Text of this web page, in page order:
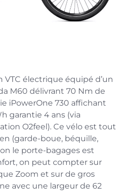
VTC électrique équipé d’un
M60 délivrant 70 Nm de
iPowerOne 730 affichant
garantie 4 ans (via
O2feel). Ce vélo est tout
(garde-boue, béquille,
le porte-bagages est
on peut compter sur
Zoom et sur de gros
avec une largeur de 62